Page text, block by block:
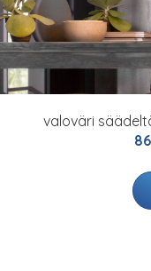
valoväri